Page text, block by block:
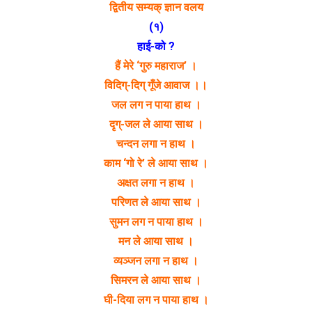
द्वितीय सम्यक् ज्ञान वलय
(१)
हाई-को ?
हैं मेरे ‘गुरु महाराज’ ।
विदिग्-दिग् गूँजे आवाज ।।
जल लग न पाया हाथ ।
दृग्-जल ले आया साथ ।
चन्दन लगा न हाथ ।
काम ‘गो रे’ ले आया साथ ।
अक्षत लगा न हाथ ।
परिणत ले आया साथ ।
सुमन लग न पाया हाथ ।
मन ले आया साथ ।
व्यञ्जन लगा न हाथ ।
सिमरन ले आया साथ ।
घी-दिया लग न पाया हाथ ।